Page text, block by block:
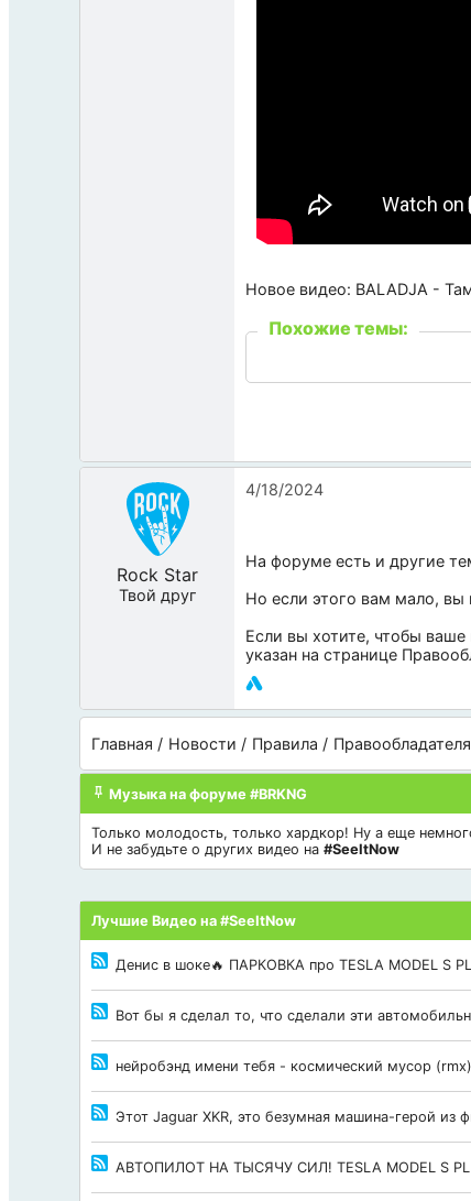
Новое видео: BALADJA -
Похожие темы:
Rock Star
Твой друг
4/18/2024
На форуме есть и другие
Но если этого вам мало, вы
Если вы хотите, чтобы
указан на странице
Главная Новости Правила
Музыка на форуме #BRKNG
Только молодость, только хардкор! Ну а еще
И не забудьте о других видео на #SeeItNow
Лучшие Видео на #SeeItNow
Денис в шоке🔥 ПАРКОВКА про TESLA MODEL S
Вот бы я сделал то, что сделали эти
нейробэнд имени тебя - космический мусор (rmx)
Этот Jaguar XKR, это безумная машина-герой
АВТОПИЛОТ НА ТЫСЯЧУ СИЛ! TESLA MODEL S